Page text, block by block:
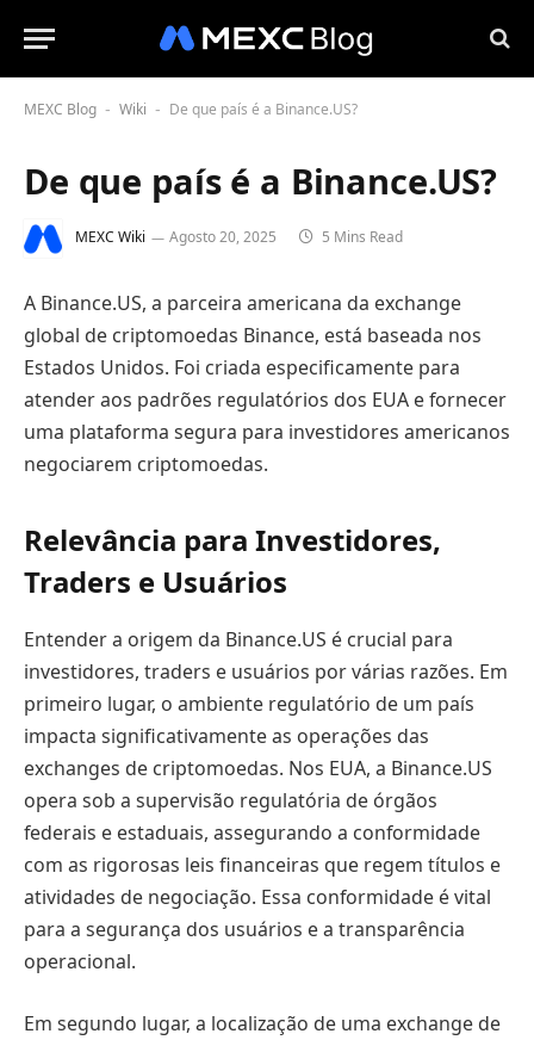
MEXC Blog - Wiki - De que país é a Binance.US?
De que país é a Binance.US?
MEXC Wiki Agosto 20, 2025 5 Mins Read
A Binance.US, a parceira americana da exchange
global de criptomoedas Binance, está baseada nos
Estados Unidos. Foi criada especificamente para
atender aos padrões regulatórios dos EUA e fornecer
uma plataforma segura para investidores americanos
negociarem criptomoedas.
Relevância para Investidores,
Traders e Usuários
Entender a origem da Binance.US é crucial para
investidores, traders e usuários por várias razões. Em
primeiro lugar, o ambiente regulatório de um país
impacta significativamente as operações das
exchanges de criptomoedas. Nos EUA, a Binance.US
opera sob a supervisão regulatória de órgãos
federais e estaduais, assegurando a conformidade
com as rigorosas leis financeiras que regem títulos e
atividades de negociação. Essa conformidade é vital
para a segurança dos usuários e a transparência
operacional.
Em segundo lugar, a localização de uma exchange de